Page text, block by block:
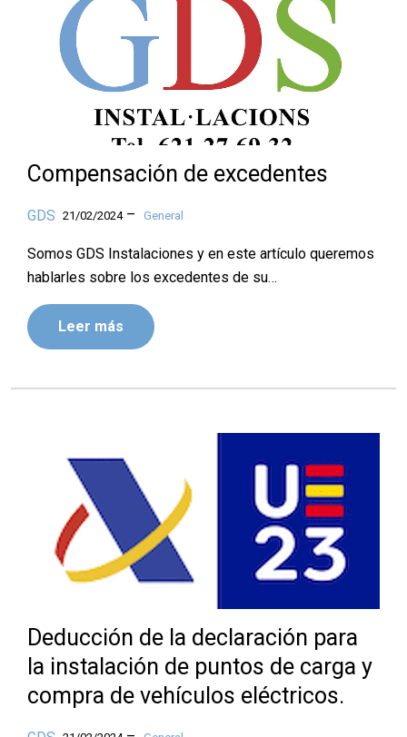
Compensación de excedentes
GDS 21/02/2024– General
Somos GDS Instalaciones y en este artículo queremos
hablarles sobre los excedentes de su…
Leer más
Deducción de la declaración para
la instalación de puntos de carga y
compra de vehículos eléctricos.